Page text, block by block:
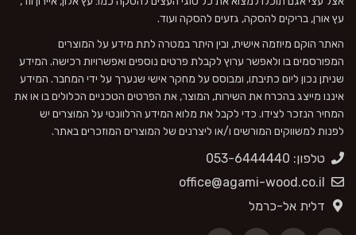
עץ אורן, בריקים להסקה, גזעים להסקה ועוד.
האתר הוקם מיוזמה אישית, ובין היתר במטרה לתת מידע על המוצרים
המפורסמים בו ולאפשר ערוץ לקבלת פרטים נוספים ואפשרויות רכישה. המידע
שניתן נכון ליום כתיבתו, ומבוסס על מחקר אישי שנערך על ידי המחבר. המידע
איננו מייצג בהכרח את השירות, המוצר, את הפרטים הטכניים הכלולים בו או את
המחיר הנזכר לצידו. כדי לקבל את מלוא המידע הרלוונטי על המוצרים יש
לפנות למשווקים המורשים ו/או ליצרנים של המוצרים המוזכרים באתר.
טלפון: 053-6444440
office@agami-wood.co.il
דלית אל-כרמל